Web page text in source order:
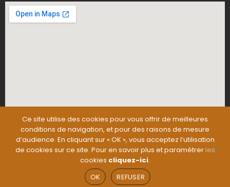
Ce site utilise des cookies pour vous offrir de meilleures
conditions de navigation, et pour des raisons de mesure
d’audience. En cliquant sur « OK », vous acceptez l’utilisation
de cookies sur ce site. Pour en savoir plus et paramétrer les
cookies cliquez-ici.
OK
REFUSER